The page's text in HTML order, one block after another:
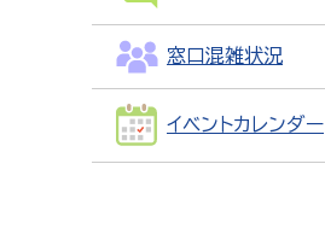
窓口混雑状況
イベントカレンダー